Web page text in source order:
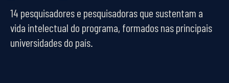
14 pesquisadores e pesquisadoras que sustentam a
vida intelectual do programa, formados nas principais
universidades do país.